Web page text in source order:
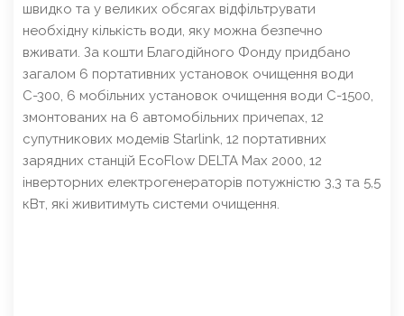
швидко та у великих обсягах відфільтрувати
необхідну кількість води, яку можна безпечно
вживати. За кошти Благодійного Фонду придбано
загалом 6 портативних установок очищення води
С-300, 6 мобільних установок очищення води С-1500,
змонтованих на 6 автомобільних причепах, 12
супутникових модемів Starlink, 12 портативних
зарядних станцій EcoFlow DELTA Max 2000, 12
інверторних електрогенераторів потужністю 3,3 та 5,5
кВт, які живитимуть системи очищення.